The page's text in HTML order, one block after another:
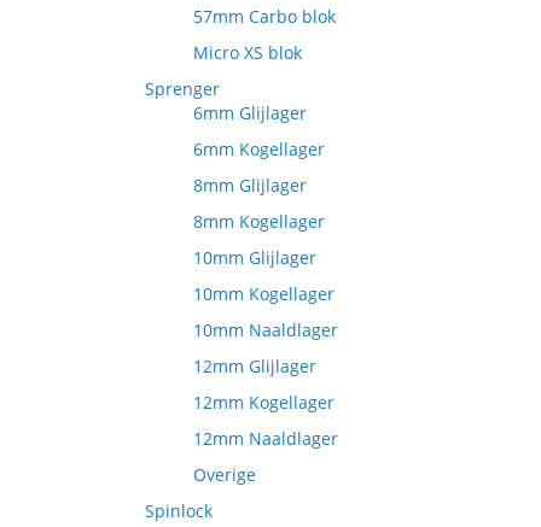
57mm Carbo blok
Micro XS blok
Sprenger
6mm Glijlager
6mm Kogellager
8mm Glijlager
8mm Kogellager
10mm Glijlager
10mm Kogellager
10mm Naaldlager
12mm Glijlager
12mm Kogellager
12mm Naaldlager
Overige
Spinlock